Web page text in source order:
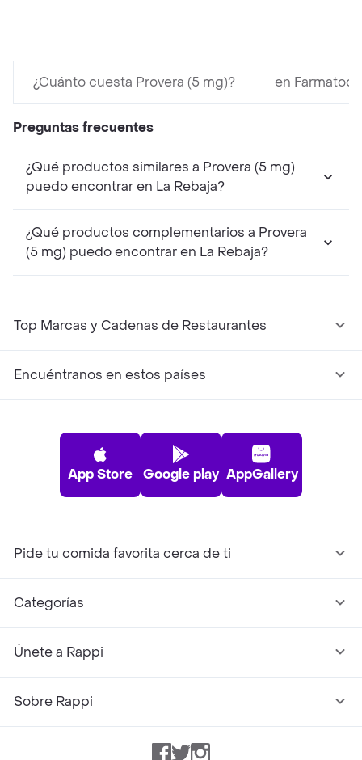
¿Cuánto cuesta Provera (5 mg)? en
Preguntas frecuentes
¿Qué productos similares a Provera (5 mg)
puedo encontrar en La Rebaja?
¿Qué productos complementarios a Provera
(5 mg) puedo encontrar en La Rebaja?
Top Marcas y Cadenas de Restaurantes
Encuéntranos en estos países
App Store Google play AppGallery
Pide tu comida favorita cerca de ti
Categorías
Únete a Rappi
Sobre Rappi
Facebook
TwitterInstagram